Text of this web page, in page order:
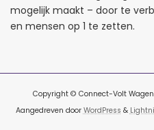
mogelijk maakt – door te
en mensen op 1 te zetten.
Copyright © Connect-Volt
Aangedreven door WordPress &